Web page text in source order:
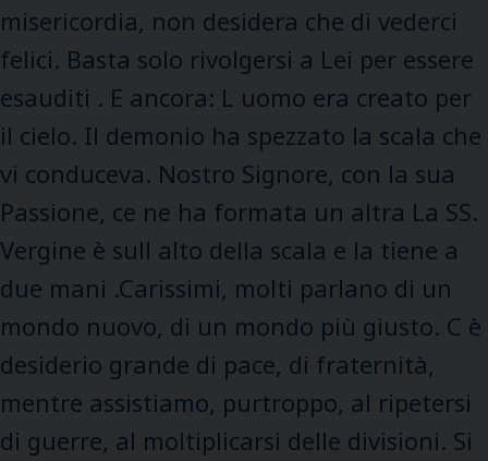
misericordia, non desidera che di vederci
felici. Basta solo rivolgersi a Lei per essere
esauditi . E ancora: L uomo era creato per
il cielo. Il demonio ha spezzato la scala che
vi conduceva. Nostro Signore, con la sua
Passione, ce ne ha formata un altra La SS.
Vergine è sull alto della scala e la tiene a
due mani .Carissimi, molti parlano di un
mondo nuovo, di un mondo più giusto. C è
desiderio grande di pace, di fraternità,
mentre assistiamo, purtroppo, al ripetersi
di guerre, al moltiplicarsi delle divisioni. Si